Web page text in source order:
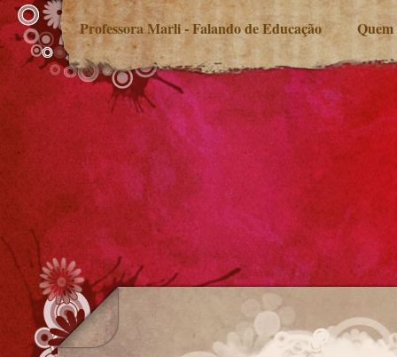
Professora Marli - Falando de Educação Quem
Suspenso ensino cívico-militar